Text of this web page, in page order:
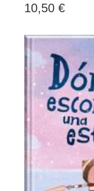
10,50 €